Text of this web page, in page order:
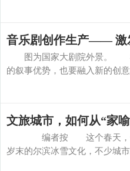
音乐剧创作生产—— 激
图为国家大剧院外景。
的叙事优势，也要融入新的创
文旅城市，如何从“家
编者按 这个春天，一碗麻
岁末的尔滨冰雪文化，不少城